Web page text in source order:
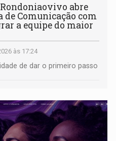
Rondoniaovivo abre
Comunicação com
a equipe do maior
às 17:24
de dar o primeiro passo